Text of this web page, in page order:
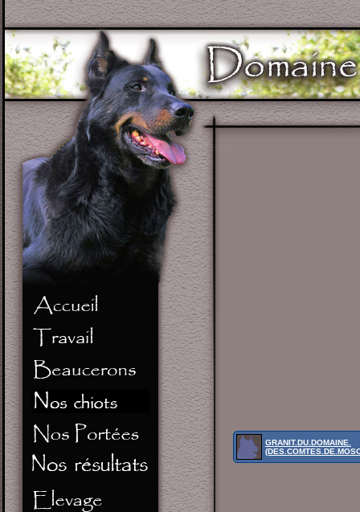
GRANIT.DU.DOMAINE.